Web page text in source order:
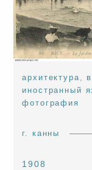
архитектура,
иностранный
фотография
г. канны
1908